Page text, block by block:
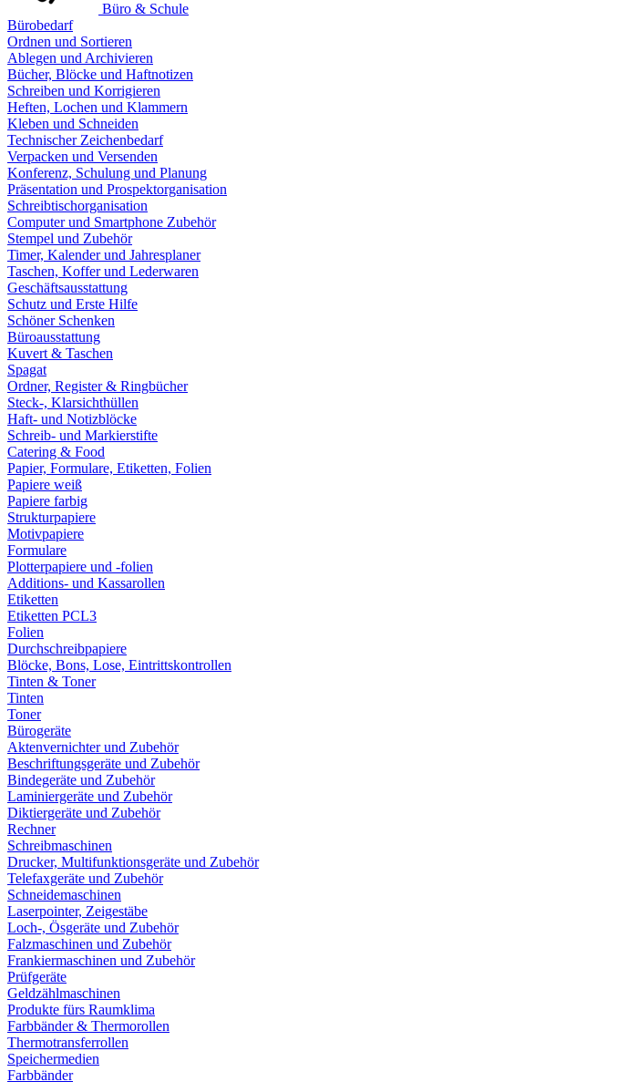
Büro & Schule
Bürobedarf
Ordnen und Sortieren
Ablegen und Archivieren
Bücher, Blöcke und Haftnotizen
Schreiben und Korrigieren
Heften, Lochen und Klammern
Kleben und Schneiden
Technischer Zeichenbedarf
Verpacken und Versenden
Konferenz, Schulung und Planung
Präsentation und Prospektorganisation
Schreibtischorganisation
Computer und Smartphone Zubehör
Stempel und Zubehör
Timer, Kalender und Jahresplaner
Taschen, Koffer und Lederwaren
Geschäftsausstattung
Schutz und Erste Hilfe
Schöner Schenken
Büroausstattung
Kuvert & Taschen
Spagat
Ordner, Register & Ringbücher
Steck-, Klarsichthüllen
Haft- und Notizblöcke
Schreib- und Markierstifte
Catering & Food
Papier, Formulare, Etiketten, Folien
Papiere weiß
Papiere farbig
Strukturpapiere
Motivpapiere
Formulare
Plotterpapiere und -folien
Additions- und Kassarollen
Etiketten
Etiketten PCL3
Folien
Durchschreibpapiere
Blöcke, Bons, Lose, Eintrittskontrollen
Tinten & Toner
Tinten
Toner
Bürogeräte
Aktenvernichter und Zubehör
Beschriftungsgeräte und Zubehör
Bindegeräte und Zubehör
Laminiergeräte und Zubehör
Diktiergeräte und Zubehör
Rechner
Schreibmaschinen
Drucker, Multifunktionsgeräte und Zubehör
Telefaxgeräte und Zubehör
Schneidemaschinen
Laserpointer, Zeigestäbe
Loch-, Ösgeräte und Zubehör
Falzmaschinen und Zubehör
Frankiermaschinen und Zubehör
Prüfgeräte
Geldzählmaschinen
Produkte fürs Raumklima
Farbbänder & Thermorollen
Thermotransferrollen
Speichermedien
Farbbänder